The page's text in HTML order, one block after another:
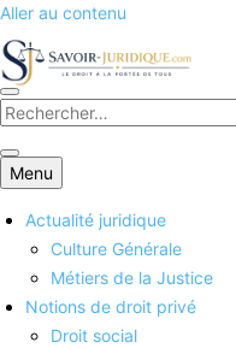
Aller au contenu
Savoirs juridiques
Menu
Actualité juridique
Culture Générale
Métiers de la Justice
Notions de droit privé
Droit social